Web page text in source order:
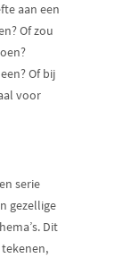
aan een
Of zou
Of bij
voor
serie
gezellige
Dit